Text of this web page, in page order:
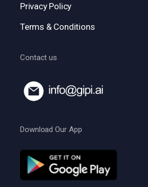
Privacy Policy
Terms & Conditions
Contact us
Download Our App